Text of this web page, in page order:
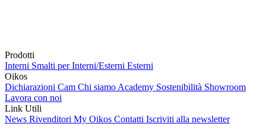
Prodotti
Interni Smalti per Interni/Esterni Esterni
Oikos
Dichiarazioni Cam Chi siamo Academy Sostenibilità Showroom
Lavora con noi
Link Utili
News Rivenditori My Oikos Contatti Iscriviti alla newsletter